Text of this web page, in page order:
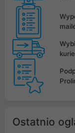
Ostatnio